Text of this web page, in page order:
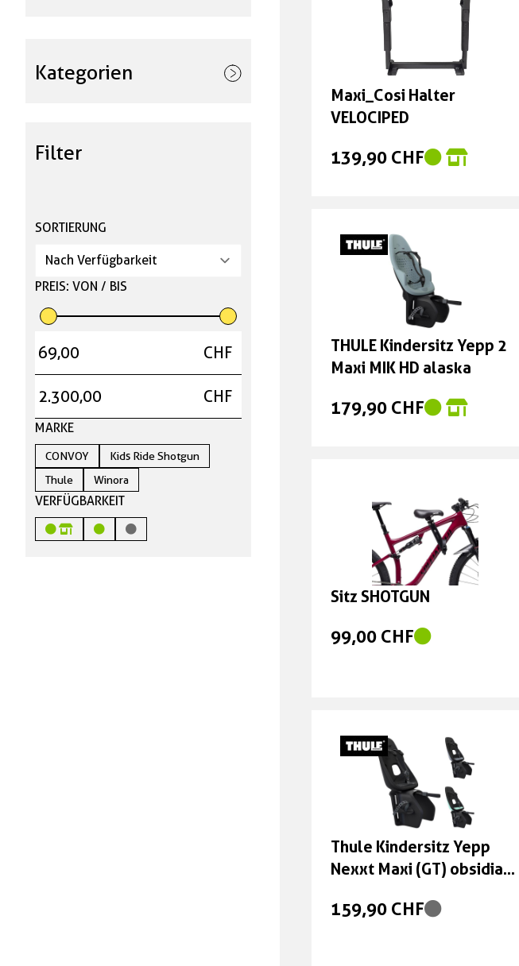
Kategorien
Ersatzteile & Zubehör
Antrieb
Laufräder Zubehör
Beleuchtung
Filter
SORTIERUNG
PREIS: VON / BIS
CHF
CHF
MARKE
CONVOY
Kids Ride Shotgun
Thule
Winora
VERFÜGBARKEIT
Maxi_Cosi Halter
VELOCIPED
139,90 CHF
THULE Kindersitz Yepp 2
Maxi MIK HD alaska
179,90 CHF
Sitz SHOTGUN
99,00 CHF
Thule Kindersitz Yepp
Nexxt Maxi (GT) obsidian
159,90 CHF